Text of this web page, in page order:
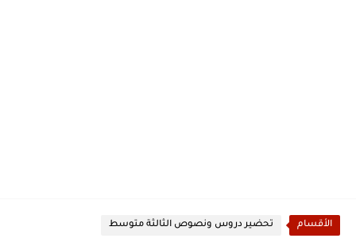
الأقسام تحضير دروس ونصوص الثالثة متوسط